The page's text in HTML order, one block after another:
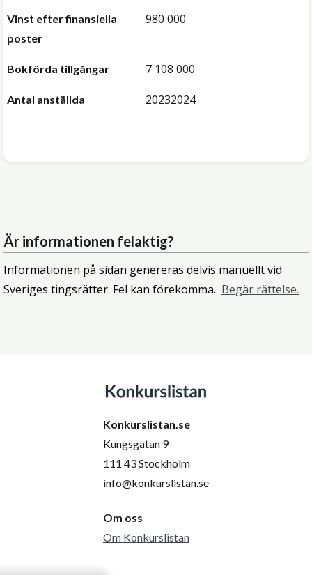
Vinst efter finansiella
poster
980 000
Bokförda tillgångar 7 108 000
Antal anställda 20232024
Är informationen felaktig?
Informationen på sidan genereras delvis manuellt vid
Sveriges tingsrätter. Fel kan förekomma. Begär rättelse.
Konkurslistan.se
Kungsgatan 9
111 43 Stockholm
info@konkurslistan.se
Om oss
Om Konkurslistan